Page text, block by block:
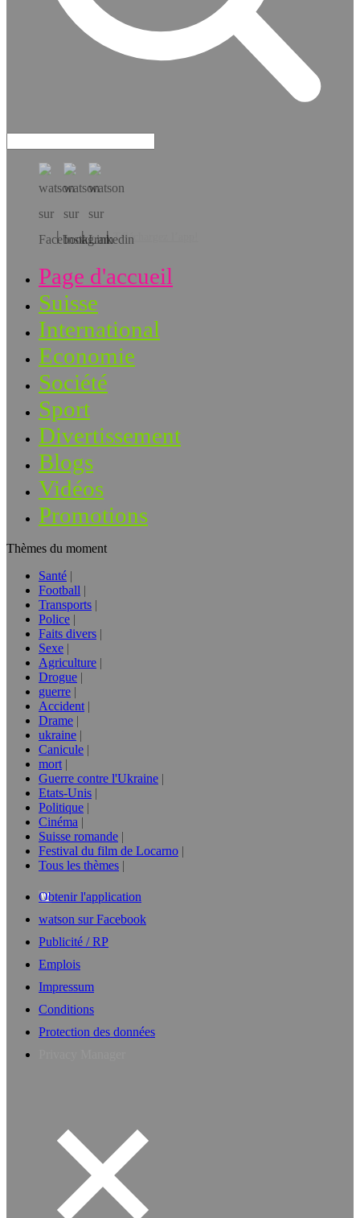
Téléchargez l’app!
Page d'accueil
Suisse
International
Economie
Société
Sport
Divertissement
Blogs
Vidéos
Promotions
Thèmes du moment
Santé
Football
Transports
Police
Faits divers
Sexe
Agriculture
Drogue
guerre
Accident
Drame
ukraine
Canicule
mort
Guerre contre l'Ukraine
Etats-Unis
Politique
Cinéma
Suisse romande
Festival du film de Locarno
Tous les thèmes
Obtenir l'application
watson sur Facebook
Publicité / RP
Emplois
Impressum
Conditions
Protection des données